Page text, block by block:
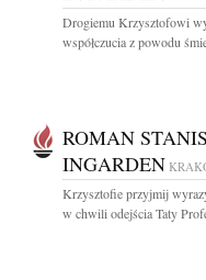
Drogiemu Krzysztofowi
współczucia z powodu
ROMAN
INGARDEN
Krzysztofie przyjmij
w chwili odejścia Taty